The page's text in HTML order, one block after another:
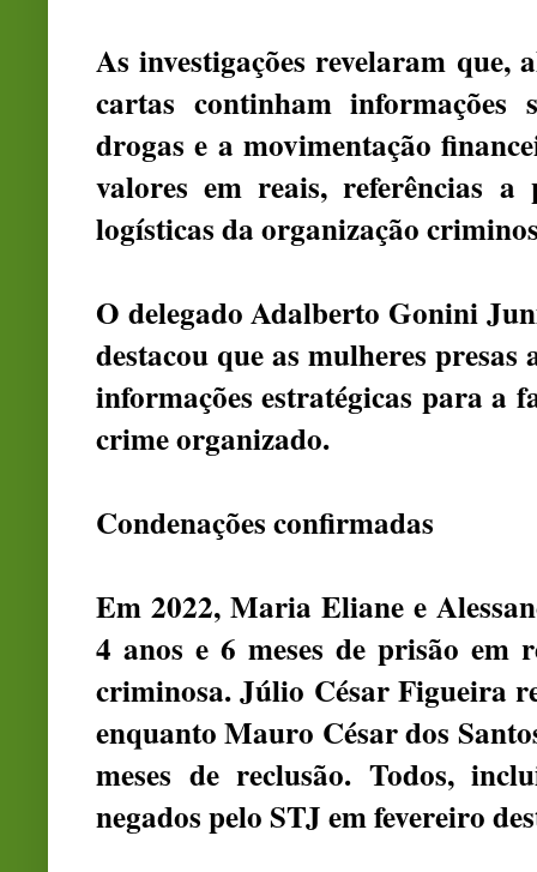
As investigações revelaram que,
cartas continham informações
drogas e a movimentação
valores em reais, referências
logísticas da organização
O delegado Adalberto Gonini
destacou que as mulheres
informações estratégicas para a
crime organizado.
Condenações confirmadas
Em 2022, Maria Eliane e
4 anos e 6 meses de prisão em
criminosa. Júlio César Figueira
enquanto Mauro César dos
meses de reclusão. Todos,
negados pelo STJ em fevereiro